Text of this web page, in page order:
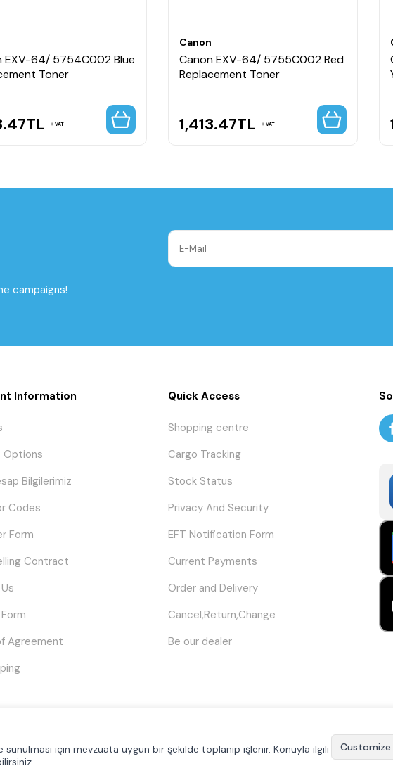
EXV-64/ 5754C002 Blue
Toner
TL VAT
Canon
Canon EXV-64/ 5755C002 Red
Replacement Toner
1,413.47TL VAT
campaigns!
Information
Options
Bilgilerimiz
Codes
Form
Contract
Agreement
Quick Access
Shopping centre
Cargo Tracking
Stock Status
Privacy And Security
EFT Notification Form
Current Payments
Order and Delivery
Cancel,Return,Change
Be our dealer
için mevzuata uygun bir şekilde toplanıp işlenir. Konuyla ilgili
Customize